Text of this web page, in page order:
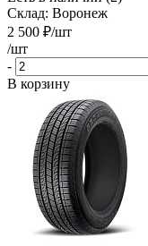
Склад: Воронеж
2 500 ₽/шт
/шт
-
В корзину